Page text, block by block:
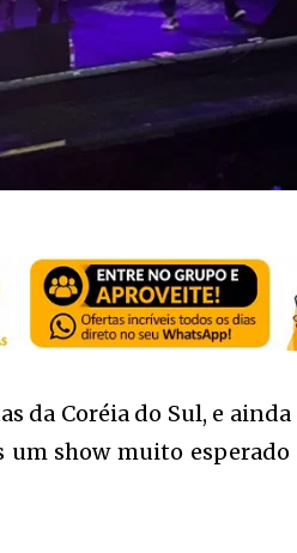
da Coréia do Sul, e ainda
um show muito esperado